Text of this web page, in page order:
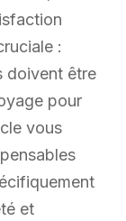
:
doivent être
pour
vous
et